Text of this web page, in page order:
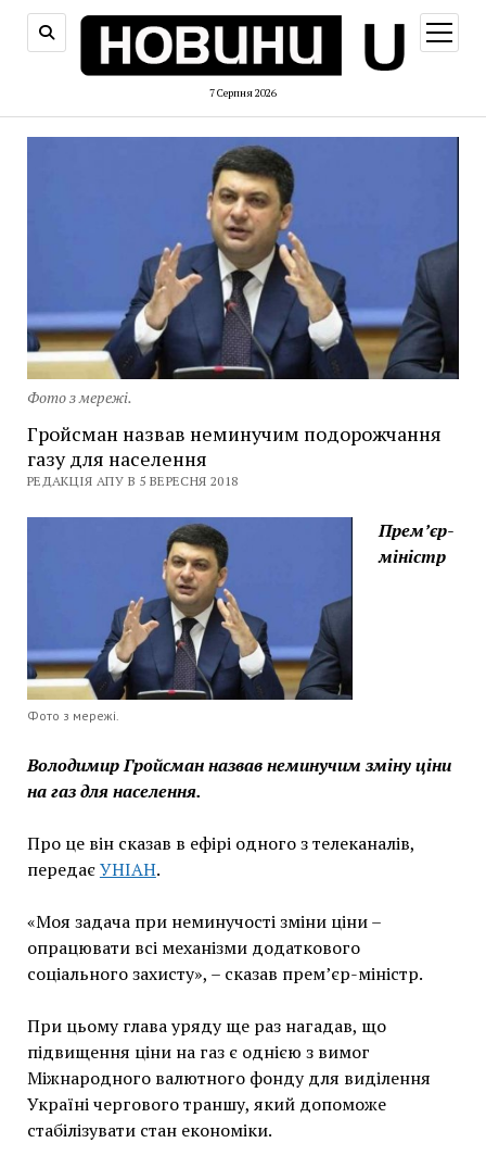
7 Серпня 2026
меню
Фото з мережі.
Гройсман назвав неминучим подорожчання
газу для населення
РЕДАКЦІЯ АПУ В 5 ВЕРЕСНЯ 2018
Фото з мережі.
Прем’єр-
міністр
Володимир Гройсман назвав неминучим зміну ціни
на газ для населення.
Про це він сказав в ефірі одного з телеканалів,
передаєУНІАН.
«Моя задача при неминучості зміни ціни –
опрацювати всі механізми додаткового
соціального захисту», – сказав прем’єр-міністр.
При цьому глава уряду ще раз нагадав, що
підвищення ціни на газ є однією з вимог
Міжнародного валютного фонду для виділення
Україні чергового траншу, який допоможе
стабілізувати стан економіки.